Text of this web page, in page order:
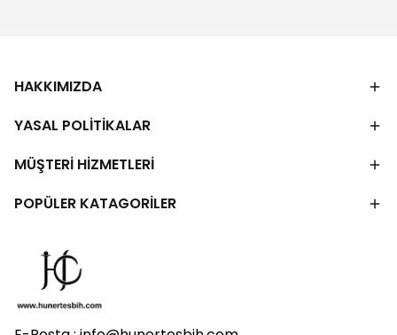
HAKKIMIZDA
YASAL POLİTİKALAR
MÜŞTERİ HİZMETLERİ
POPÜLER KATAGORİLER